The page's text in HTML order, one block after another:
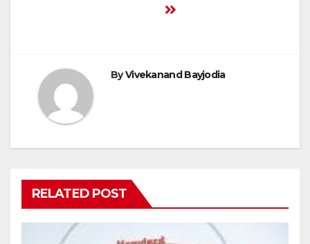
n
navigation
ByVivekanand Bayjodia
RELATED POST